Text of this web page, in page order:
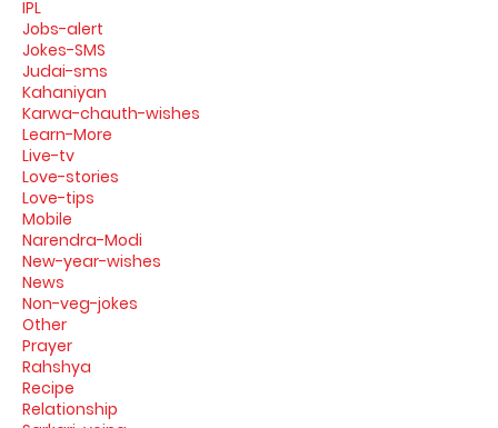
IPL
Jobs-alert
Jokes-SMS
Judai-sms
Kahaniyan
Karwa-chauth-wishes
Learn-More
Live-tv
Love-stories
Love-tips
Mobile
Narendra-Modi
New-year-wishes
News
Non-veg-jokes
Other
Prayer
Rahshya
Recipe
Relationship